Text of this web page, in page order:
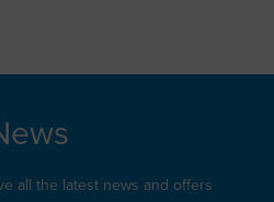
all the latest news and offers